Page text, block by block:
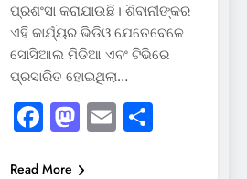
ପ୍ରଶଂସା କରାଯାଉଛି। ଶିବାନୀଙ୍କର
ଏହି କାର୍ଯ୍ୟର ଭିଡିଓ ଯେତେବେଳେ
ସୋସିଆଲ ମିଡିଆ ଏବଂ ଟିଭିରେ
ପ୍ରସାରିତ ହୋଇଥିଲା…
Facebook
Mastodon
EmailShare
Read More